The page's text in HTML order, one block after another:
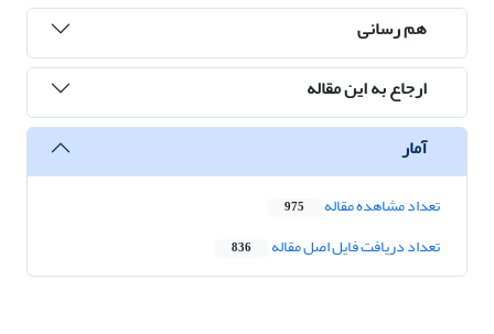
هم رسانی
ارجاع به این مقاله
آمار
تعداد مشاهده مقاله 975
تعداد دریافت فایل اصل مقاله 836